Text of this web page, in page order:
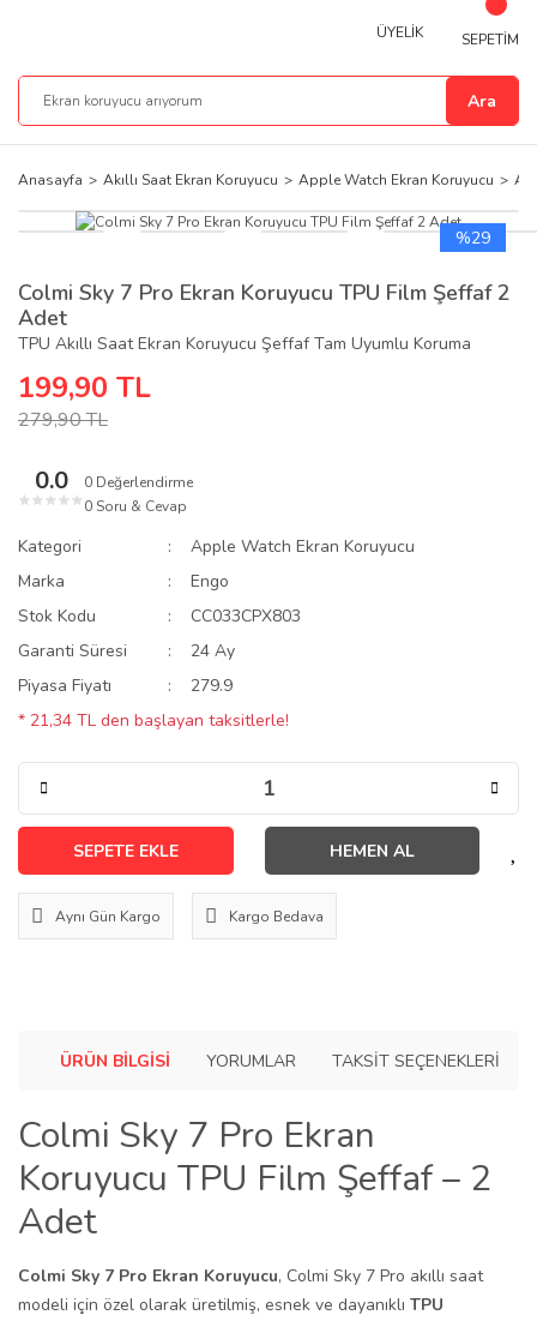
Ara
ÜYELİK SEPETİM
Anasayfa Akıllı Saat Ekran Koruyucu Apple Watch Ekran Koruyucu
%29
Colmi Sky 7 Pro Ekran Koruyucu TPU Film Şeffaf 2
Adet
TPU Akıllı Saat Ekran Koruyucu Şeffaf Tam Uyumlu Koruma
199,90 TL
279,90 TL
0.0
★ ★ ★ ★ ★
0 Değerlendirme
0 Soru & Cevap
Kategori
Apple Watch Ekran Koruyucu
Marka
Engo
Stok Kodu
CC033CPX803
Garanti Süresi
24 Ay
Piyasa Fiyatı
279.9
* 21,34 TL den başlayan taksitlerle!
SEPETE EKLE HEMEN AL
Aynı Gün Kargo Kargo Bedava
ÜRÜN BILGISI YORUMLAR TAKSIT SEÇENEKLERI
Colmi Sky 7 Pro Ekran
Koruyucu TPU Film Şeffaf – 2
Adet
Colmi Sky 7 Pro Ekran Koruyucu, Colmi Sky 7 Pro akıllı saat
modeli için özel olarak üretilmiş, esnek ve dayanıklı TPU